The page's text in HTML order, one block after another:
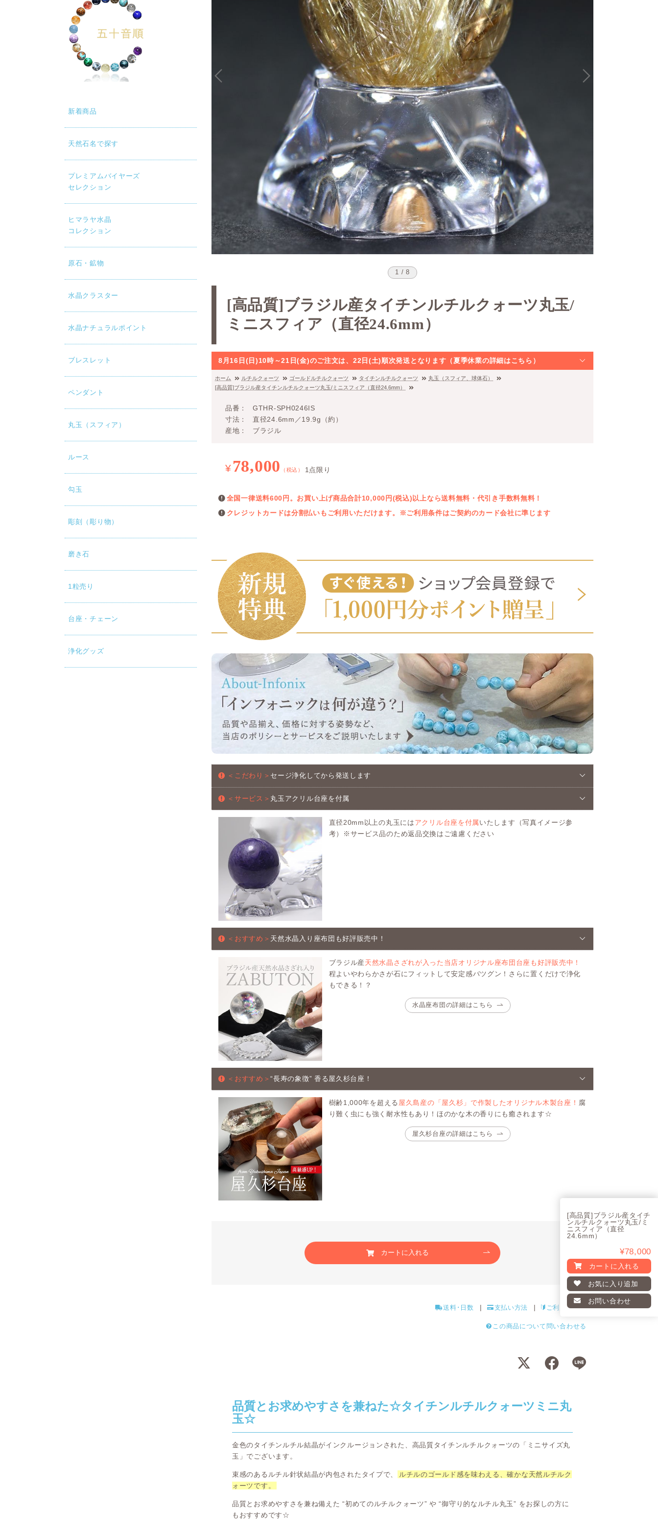
新着商品
天然石名で探す
プレミアムバイヤーズ
セレクション
ヒマラヤ水晶
コレクション
原石・鉱物
水晶クラスター
水晶ナチュラルポイント
ブレスレット
ペンダント
丸玉（スフィア）
ルース
勾玉
彫刻（彫り物）
磨き石
1粒売り
台座・チェーン
浄化グッズ
1 / 8
[高品質]ブラジル産タイチンルチルクォーツ丸玉/
ミニスフィア（直径24.6mm）
8月16日(日)10時～21日(金)のご注文は、22日(土)順次発送となります（夏季休業の詳細はこちら）
ホーム ルチルクォーツ ゴールドルチルクォーツ タイチンルチルクォーツ
丸玉（スフィア、球体石）
[高品質]ブラジル産タイチンルチルクォーツ丸玉/ミニスフィア（直径24.6mm）
品番
GTHR-SPH0246IS
寸法
直径24.6mm／19.9g（約）
産地
ブラジル
¥ 78,000 （税込） 1点限り
全国一律送料600円。お買い上げ商品合計10,000円(税込)以上なら送料無料・代引き手数料無料！
クレジットカードは分割払いもご利用いただけます。※ご利用条件はご契約のカード会社に準じます
＜こだわり＞ セージ浄化してから発送します
＜サービス＞ 丸玉アクリル台座を付属
直径20mm以上の丸玉にはアクリル台座を付属いたします（写真イメージ参
考）※サービス品のため返品交換はご遠慮ください
＜おすすめ＞ 天然水晶入り座布団も好評販売中！
ブラジル産天然水晶さざれが入った当店オリジナル座布団台座も好評販売中！
程よいやわらかさが石にフィットして安定感バツグン！さらに置くだけで浄化
もできる！？
水晶座布団の詳細はこちら
＜おすすめ＞“長寿の象徴” 香る屋久杉台座！
樹齢1,000年を超える 屋久島産の「屋久杉」で作製したオリジナル木製台座！ 腐
り難く虫にも強く耐水性もあり！ほのかな木の香りにも癒されます☆
屋久杉台座の詳細はこちら
カートに入れる
[高品質]ブラジル産タイチ
ンルチルクォーツ丸玉/ミ
ニスフィア（直径
24.6mm）
¥78,000
カートに入れる
お気に入り追加
お問い合わせ
送料･日数 支払い方法 ご利用ガイド
この商品について問い合わせる
品質とお求めやすさを兼ねた☆タイチンルチルクォーツミニ丸
玉☆
金色のタイチンルチル結晶がインクルージョンされた、高品質タイチンルチルクォーツの「ミニサイズ丸
玉」でございます。
束感のあるルチル針状結晶が内包されたタイプで、
ルチルのゴールド感を味わえる、確かな天然ルチルク
ォーツです。
品質とお求めやすさを兼ね備えた “初めてのルチルクォーツ” や “御守り的なルチル丸玉” をお探しの方に
もおすすめです☆